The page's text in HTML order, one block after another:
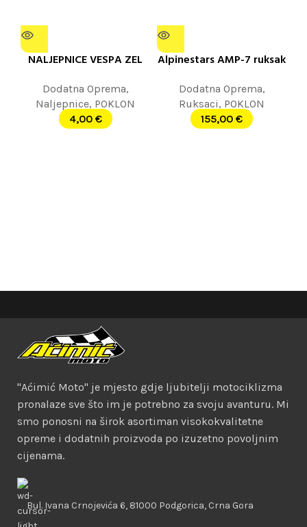
NALJEPNICE VESPA ZEL
Dodatna Oprema,
Naljepnice, POKLON
4,00 €
Alpinestars AMP-7 ruksak
Dodatna Oprema,
Ruksaci, POKLON
155,00 €
"Aćimić Moto" je mjesto gdje ljubitelji motociklizma
pronalaze sve što im je potrebno za svoju avanturu. Mi
smo ponosni na širok asortiman visokokvalitetne
opreme i dodatnih proizvoda po izuzetno povoljnim
cijenama.
Bul. Ivana Crnojevića 6, 81000 Podgorica, Crna Gora